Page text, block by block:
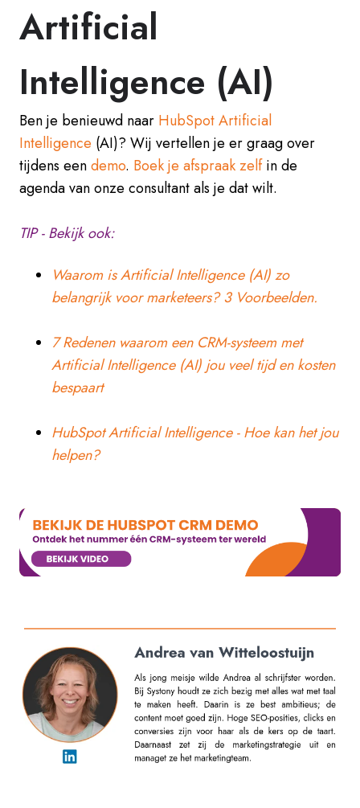
Artificial
Intelligence (AI)
Ben je benieuwd naar HubSpot Artificial
Intelligence (AI)? Wij vertellen je er graag over
tijdens eendemo. Boek je afspraak zelfin de
agenda van onze consultant als je dat wilt.
TIP - Bekijk ook:
Waarom is Artificial Intelligence (AI) zo
belangrijk voor marketeers? 3 Voorbeelden.
7 Redenen waarom een CRM-systeem met
Artificial Intelligence (AI) jou veel tijd en kosten
bespaart
HubSpot Artificial Intelligence - Hoe kan het jou
helpen?